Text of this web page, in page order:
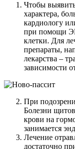
Чтобы
характера,
кардиологу
при помощи
клетки. Для
препараты,
лекарства –
зависимости
При
Болезни
крови на
занимается
Лечение
достаточно